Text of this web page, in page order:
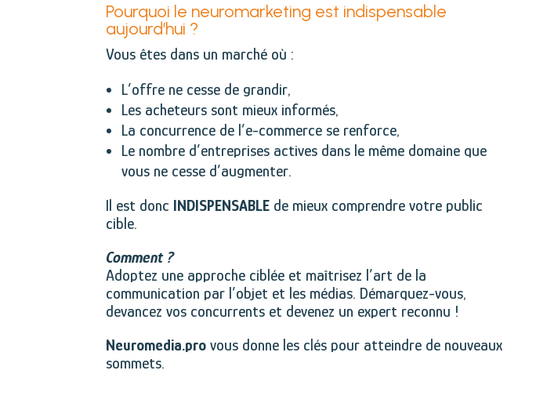
Pourquoi le neuromarketing est indispensable
aujourd’hui ?
Vous êtes dans un marché où :
L’offre ne cesse de grandir,
Les acheteurs sont mieux informés,
La concurrence de l’e-commerce se renforce,
Le nombre d’entreprises actives dans le même domaine que
vous ne cesse d’augmenter.
Il est donc INDISPENSABLE de mieux comprendre votre public
cible.
Comment ?
Adoptez une approche ciblée et maîtrisez l’art de la
communication par l’objet et les médias. Démarquez-vous,
devancez vos concurrents et devenez un expert reconnu !
Neuromedia.pro vous donne les clés pour atteindre de nouveaux
sommets.